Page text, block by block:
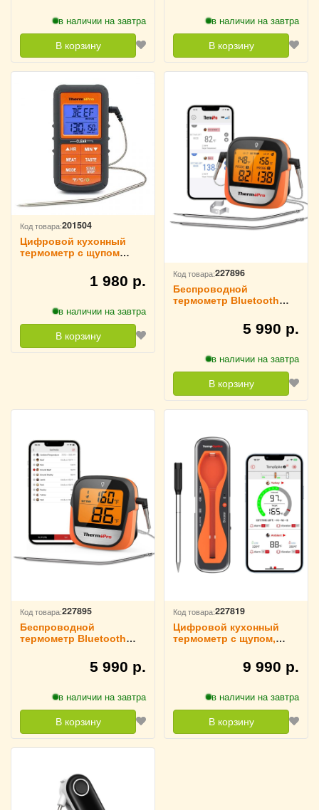
в наличии на завтра
В корзину
в наличии на завтра
В корзину
Код товара:201504
Цифровой кухонный
термометр с щупом
1 980 р.
в наличии на завтра
В корзину
Код товара:227896
Беспроводной
термометр Bluetooth
5 990 р.
в наличии на завтра
В корзину
Код товара:227895
Беспроводной
термометр Bluetooth
5 990 р.
в наличии на завтра
В корзину
Код товара:227819
Цифровой кухонный
термометр с щупом,
Thermopro, TP9609 990 р.
в наличии на завтра
В корзину